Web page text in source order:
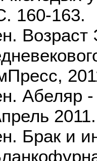
160-163.
Абеляр
Брак и